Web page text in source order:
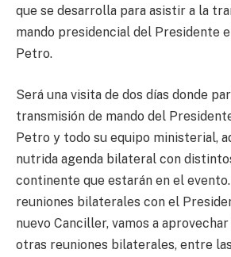
que se desarrolla para asistir a la
mando presidencial del Presidente
Petro.
Será una visita de dos días donde
transmisión de mando del
Petro y todo su equipo ministerial,
nutrida agenda bilateral con
continente que estarán en el
reuniones bilaterales con el
nuevo Canciller, vamos a
otras reuniones bilaterales, entre